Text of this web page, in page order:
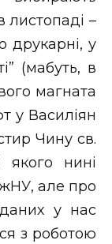
листопаді –
друкарні, у
(мабуть, в
магната
у Василіян
Чину св.
якого нині
але про
у нас
з роботою